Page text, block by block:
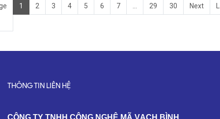
1 2 3 4 5 6 7 29 30 Next
THÔNG TIN LIÊN HỆ
CÔNG TY TNHH CÔNG NGHỆ MÃ VẠCH BÌNH